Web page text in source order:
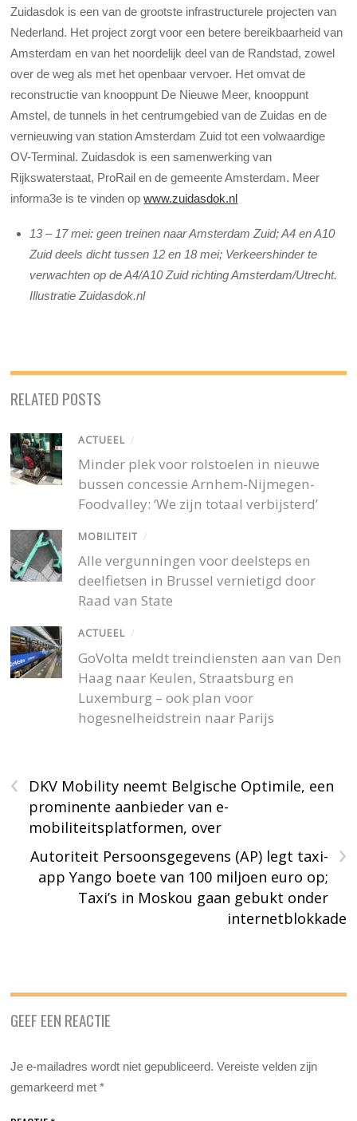
Zuidasdok is een van de grootste infrastructurele projecten van
Nederland. Het project zorgt voor een betere bereikbaarheid van
Amsterdam en van het noordelijk deel van de Randstad, zowel
over de weg als met het openbaar vervoer. Het omvat de
reconstructie van knooppunt De Nieuwe Meer, knooppunt
Amstel, de tunnels in het centrumgebied van de Zuidas en de
vernieuwing van station Amsterdam Zuid tot een volwaardige
OV-Terminal. Zuidasdok is een samenwerking van
Rijkswaterstaat, ProRail en de gemeente Amsterdam. Meer
informa3e is te vinden opwww.zuidasdok.nl
13 – 17 mei: geen treinen naar Amsterdam Zuid; A4 en A10
Zuid deels dicht tussen 12 en 18 mei; Verkeershinder te
verwachten op de A4/A10 Zuid richting Amsterdam/Utrecht.
Illustratie Zuidasdok.nl
RELATED POSTS
ACTUEEL /
Minder plek voor rolstoelen in nieuwe
bussen concessie Arnhem-Nijmegen-
Foodvalley: ‘We zijn totaal verbijsterd’
MOBILITEIT /
Alle vergunningen voor deelsteps en
deelfietsen in Brussel vernietigd door
Raad van State
ACTUEEL /
GoVolta meldt treindiensten aan van Den
Haag naar Keulen, Straatsburg en
Luxemburg – ook plan voor
hogesnelheidstrein naar Parijs
‹
DKV Mobility neemt Belgische Optimile, een
prominente aanbieder van e-
mobiliteitsplatformen, over
›
Autoriteit Persoonsgegevens (AP) legt taxi-
app Yango boete van 100 miljoen euro op;
Taxi’s in Moskou gaan gebukt onder
internetblokkade
GEEF EEN REACTIE
Je e-mailadres wordt niet gepubliceerd. Vereiste velden zijn
gemarkeerd met*